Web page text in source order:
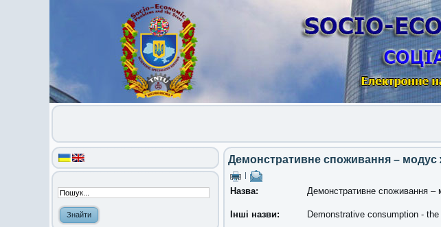
Демонстративне споживання – модус
Назва: Демонстративне споживання –
Інші назви: Demonstrative consumption -